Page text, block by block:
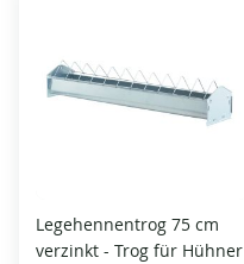
Legehennentrog 75 cm
verzinkt - Trog für Hühner